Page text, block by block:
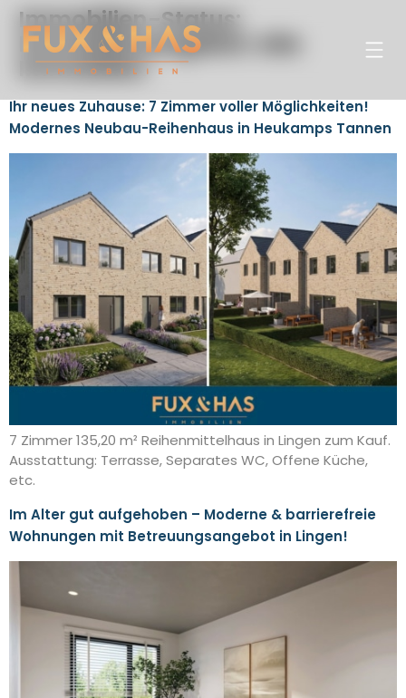
Immobilien-Status:
Immobilien­angebot: Alle
Immobilien
Ihr neues Zuhause: 7 Zimmer voller Möglichkeiten!
Modernes Neubau-Reihenhaus in Heukamps Tannen
7 Zimmer 135,20 m² Reihenmittelhaus in Lingen zum Kauf.
Ausstattung: Terrasse, Separates WC, Offene Küche,
etc.
Im Alter gut aufgehoben – Moderne & barrierefreie
Wohnungen mit Betreuungsangebot in Lingen!